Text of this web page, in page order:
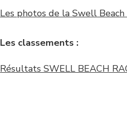
Les photos de la Swell Beach
Les classements :
Résultats SWELL BEACH